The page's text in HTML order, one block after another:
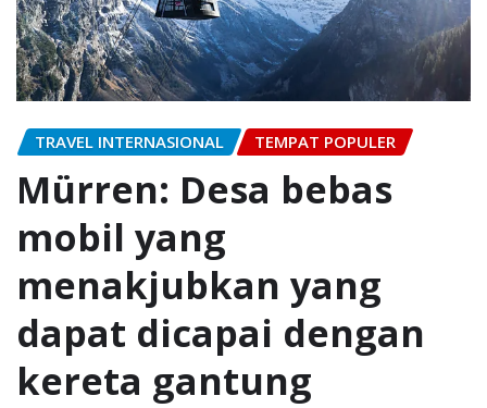
TRAVEL INTERNASIONAL TEMPAT POPULER
Mürren: Desa bebas
mobil yang
menakjubkan yang
dapat dicapai dengan
kereta gantung